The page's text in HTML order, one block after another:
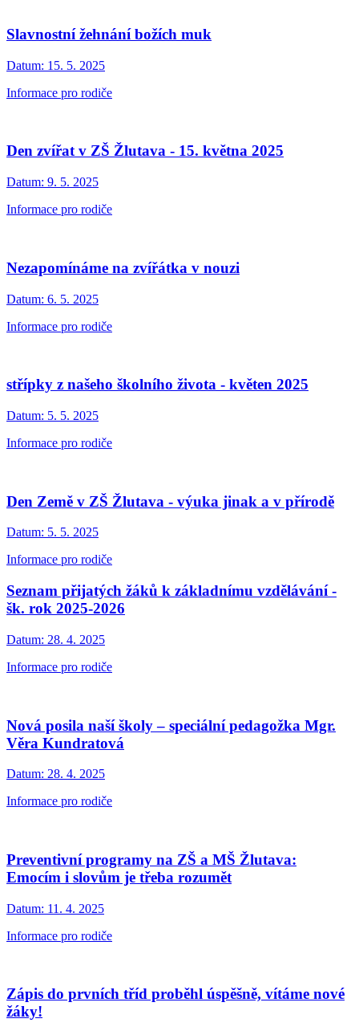
Slavnostní žehnání božích muk
Datum: 15. 5. 2025
Informace pro rodiče
Den zvířat v ZŠ Žlutava - 15. května 2025
Datum: 9. 5. 2025
Informace pro rodiče
Nezapomínáme na zvířátka v nouzi
Datum: 6. 5. 2025
Informace pro rodiče
střípky z našeho školního života - květen 2025
Datum: 5. 5. 2025
Informace pro rodiče
Den Země v ZŠ Žlutava - výuka jinak a v přírodě
Datum: 5. 5. 2025
Informace pro rodiče
Seznam přijatých žáků k základnímu vzdělávání -
šk. rok 2025-2026
Datum: 28. 4. 2025
Informace pro rodiče
Nová posila naší školy – speciální pedagožka Mgr.
Věra Kundratová
Datum: 28. 4. 2025
Informace pro rodiče
Preventivní programy na ZŠ a MŠ Žlutava:
Emocím i slovům je třeba rozumět
Datum: 11. 4. 2025
Informace pro rodiče
Zápis do prvních tříd proběhl úspěšně, vítáme nové
žáky!